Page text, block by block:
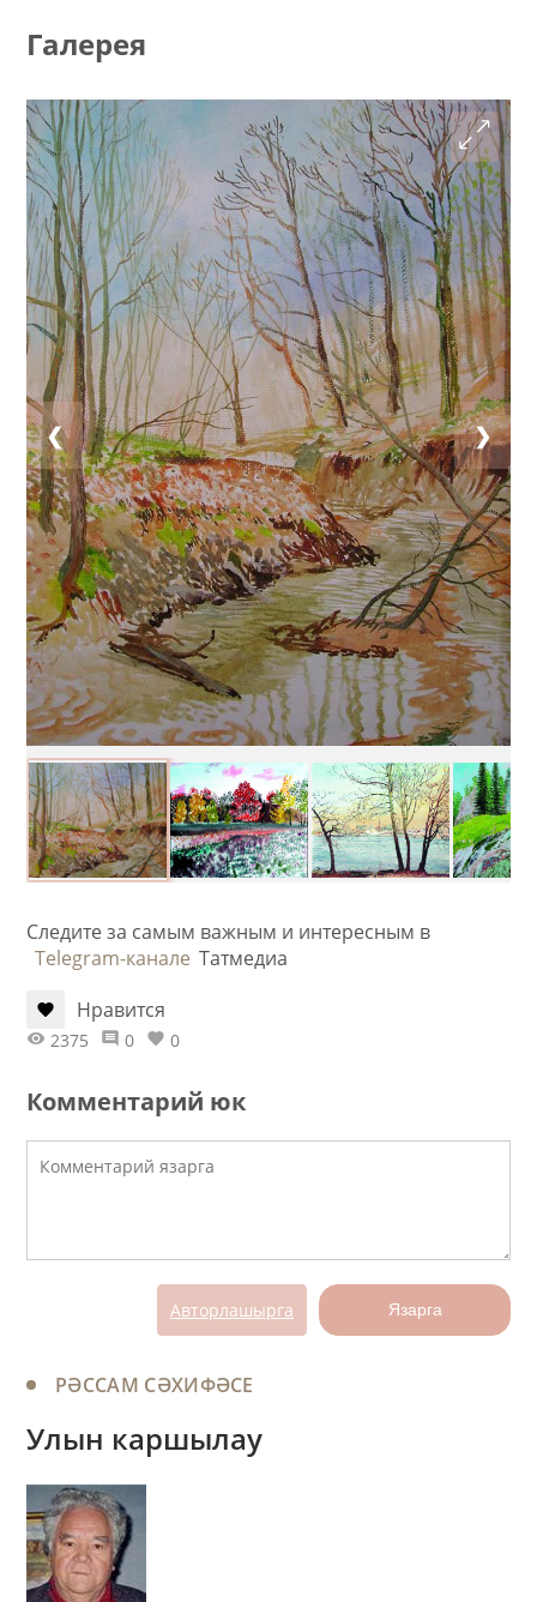
Галерея
❮ ❯
Следите за самым важным и интересным в
Telegram-канале Татмедиа
Нравится
2375 0 0
Комментарий юк
Авторлашырга Язарга
РӘССАМ СӘХИФӘСЕ
Улын каршылау